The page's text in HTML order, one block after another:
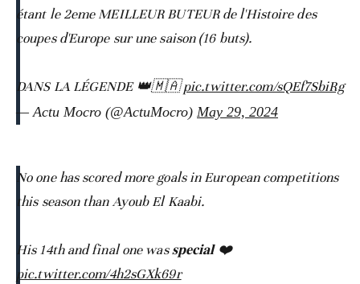
étant le 2eme MEILLEUR BUTEUR de l'Histoire des
coupes d'Europe sur une saison (16 buts).
DANS LA LÉGENDE 👑🇲🇦pic.twitter.com/sQEf7SbiRg
— Actu Mocro (@ActuMocro) May 29, 2024
No one has scored more goals in European competitions
this season than Ayoub El Kaabi.
His 14th and final one was 𝐬𝐩𝐞𝐜𝐢𝐚𝐥 ❤️
pic.twitter.com/4h2sGXk69r